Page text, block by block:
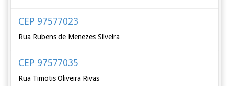
CEP 97577023
Rua Rubens de Menezes Silveira
CEP 97577035
Rua Timotis Oliveira Rivas